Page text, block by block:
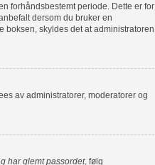
forhåndsbestemt periode. Dette er for
dersom du bruker en
boksen, skyldes det at administratoren
av administratorer, moderatorer og
har glemt passordet, følg